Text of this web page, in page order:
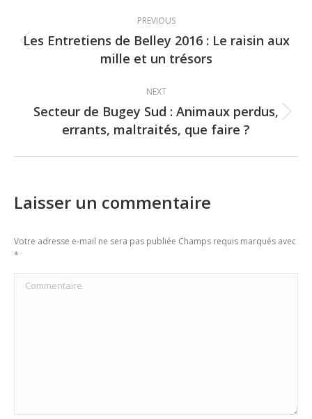
navigation
PREVIOUS
Previous
post:
Les Entretiens de Belley 2016 : Le raisin aux
mille et un trésors
NEXT
Next
post:
Secteur de Bugey Sud : Animaux perdus,
errants, maltraités, que faire ?
Laisser un commentaire
Votre adresse e-mail ne sera pas publiée Champs requis marqués avec
*
Commentaire